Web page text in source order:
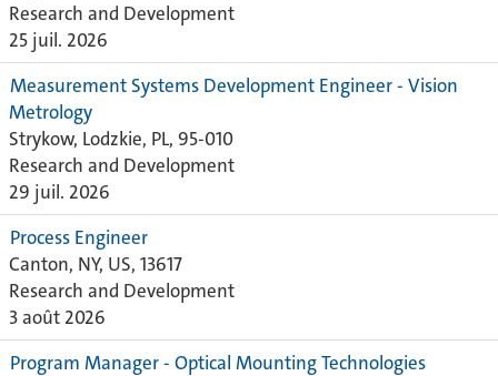
Research and Development
25 juil. 2026
Measurement Systems Development Engineer - Vision
Metrology
Strykow, Lodzkie, PL, 95-010
Research and Development
29 juil. 2026
Process Engineer
Canton, NY, US, 13617
Research and Development
3 août 2026
Program Manager - Optical Mounting Technologies